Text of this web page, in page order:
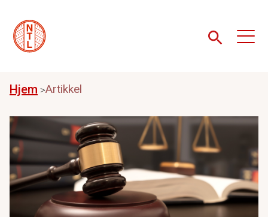
Hjem Artikkel